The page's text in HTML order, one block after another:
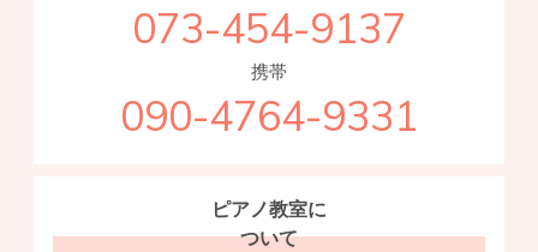
073-454-9137
携帯
090-4764-9331
ピアノ教室に
ついて